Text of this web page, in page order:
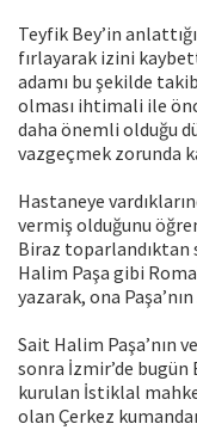
Teyfik Bey’in
fırlayarak izini
adamı bu şekilde
olması ihtimali ile
daha önemli olduğu
vazgeçmek zorunda
Hastaneye
vermiş olduğunu
Biraz toparlandıktan
Halim Paşa gibi
yazarak, ona
Sait Halim Paşa’nın
sonra İzmir’de bugün
kurulan İstiklal
olan Çerkez